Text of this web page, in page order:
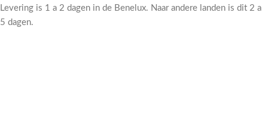
Levering is 1 a 2 dagen in de Benelux. Naar andere landen is dit 2 a
5 dagen.